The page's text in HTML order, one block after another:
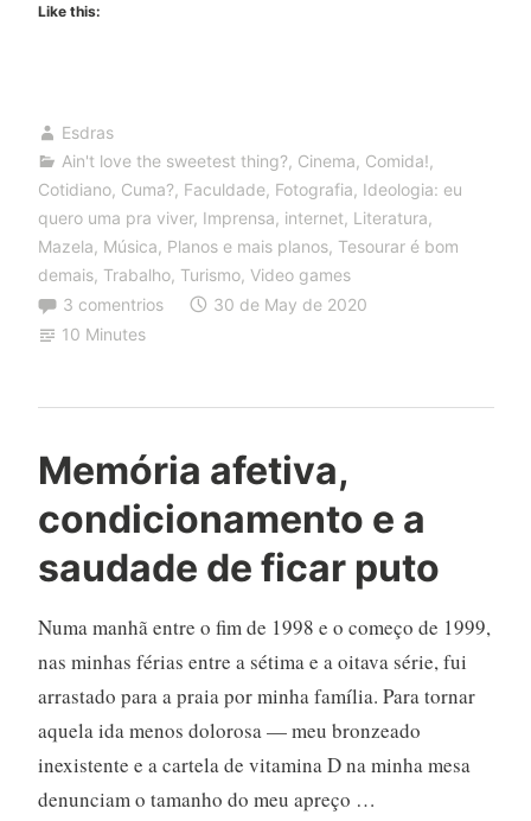
pandemia
Like this:
Esdras
Ain't love the sweetest thing?, Cinema, Comida!,
Cotidiano, Cuma?, Faculdade, Fotografia, Ideologia: eu
quero uma pra viver, Imprensa, internet, Literatura,
Mazela, Música, Planos e mais planos, Tesourar é bom
demais, Trabalho, Turismo, Video games
3 comentrios
30 de May de 2020
10 Minutes
Memória afetiva,
condicionamento e a
saudade de ficar puto
Numa manhã entre o fim de 1998 e o começo de 1999,
nas minhas férias entre a sétima e a oitava série, fui
arrastado para a praia por minha família. Para tornar
aquela ida menos dolorosa — meu bronzeado
inexistente e a cartela de vitamina D na minha mesa
denunciam o tamanho do meu apreço …